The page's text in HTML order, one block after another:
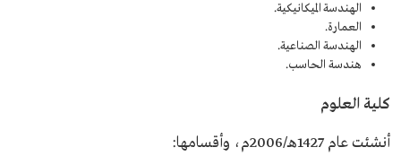
الهندسة الميكانيكية.
العمارة.
الهندسة الصناعية.
هندسة الحاسب.
كلية العلوم
أنشئت عام 1427هـ/2006م، وأقسامها: